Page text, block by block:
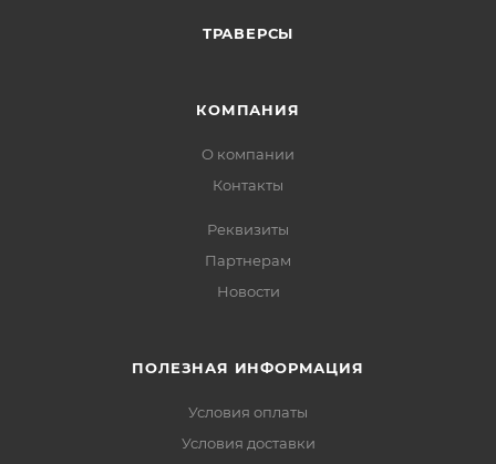
ТРАВЕРСЫ
КОМПАНИЯ
О компании
Контакты
Реквизиты
Партнерам
Новости
ПОЛЕЗНАЯ ИНФОРМАЦИЯ
Условия оплаты
Условия доставки